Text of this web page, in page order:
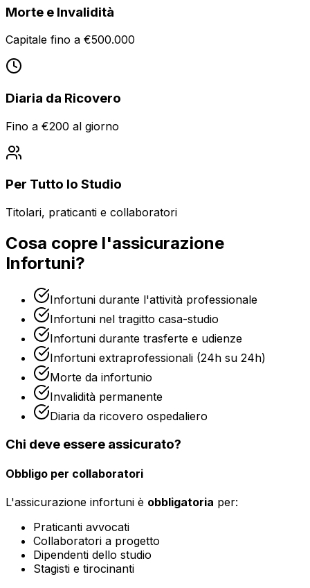
Morte e Invalidità
Capitale fino a €500.000
Diaria da Ricovero
Fino a €200 al giorno
Per Tutto lo Studio
Titolari, praticanti e collaboratori
Cosa copre l'assicurazione
Infortuni?
Infortuni durante l'attività professionale
Infortuni nel tragitto casa-studio
Infortuni durante trasferte e udienze
Infortuni extraprofessionali (24h su 24h)
Morte da infortunio
Invalidità permanente
Diaria da ricovero ospedaliero
Chi deve essere assicurato?
Obbligo per collaboratori
L'assicurazione infortuni è obbligatoria per:
Praticanti avvocati
Collaboratori a progetto
Dipendenti dello studio
Stagisti e tirocinanti